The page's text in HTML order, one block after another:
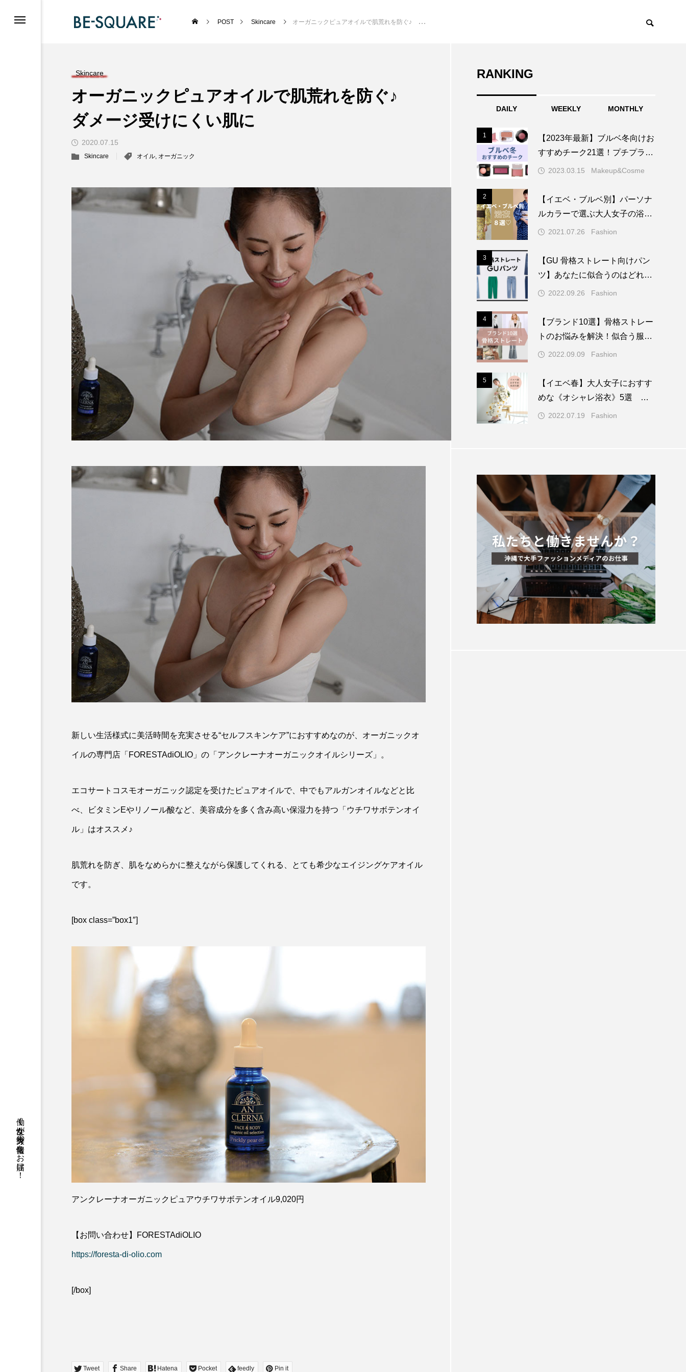
働く女性が等身大の情報をお届け！
POST Skincare オーガニックピュアオイルで肌荒れを防ぐ♪ ダメージ受けにくい肌に
Skincare
オーガニックピュアオイルで肌荒れを防ぐ♪
ダメージ受けにくい肌に
2020.07.15
Skincare オイル, オーガニック
新しい生活様式に美活時間を充実させる“セルフスキンケア”におすすめなのが、オーガニックオ
イルの専門店「FORESTAdiOLIO」の「アンクレーナオーガニックオイルシリーズ」。
エコサートコスモオーガニック認定を受けたピュアオイルで、中でもアルガンオイルなどと比
べ、ビタミンEやリノール酸など、美容成分を多く含み高い保湿力を持つ「ウチワサボテンオイ
ル」はオススメ♪
肌荒れを防ぎ、肌をなめらかに整えながら保護してくれる、とても希少なエイジングケアオイル
です。
[box class=”box1″]
アンクレーナオーガニックピュアウチワサボテンオイル9,020円
【お問い合わせ】FORESTAdiOLIO
https://foresta-di-olio.com
[/box]
Tweet Share Hatena Pocket feedly Pin it
RANKING
DAILY WEEKLY MONTHLY
1
【2023年最新】ブルベ冬向けお
すすめチーク21選！プチプラ・
デパコス・韓国コスメ
2023.03.15 Makeup&Cosme
2
【イエベ・ブルベ別】パーソナ
ルカラーで選ぶ大人女子の浴衣
22選♡
2021.07.26 Fashion
3
【GU 骨格ストレート向けパン
ツ】あなたに似合うのはどれ？
7タイプ骨格診断ver.で紹介
2022.09.26 Fashion
4
【ブランド10選】骨格ストレー
トのお悩みを解決！似合う服と
着こなしのコツをアドバイス
2022.09.09 Fashion
5
【イエベ春】大人女子におすす
めな《オシャレ浴衣》5選 古
典柄・レトロ・モダンetc.
2022.07.19 Fashion